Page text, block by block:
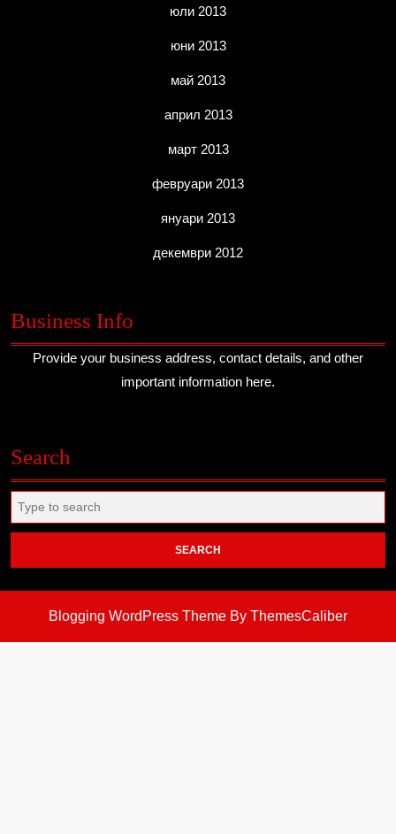
юли 2013
юни 2013
май 2013
април 2013
март 2013
февруари 2013
януари 2013
декември 2012
Business Info
Provide your business address, contact details, and other
important information here.
Search
for:
Blogging WordPress Theme By ThemesCaliber